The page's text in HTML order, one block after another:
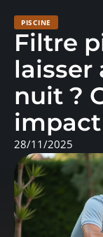
PISCINE
Filtre
laisser
nuit ?
impact
28/11/2025